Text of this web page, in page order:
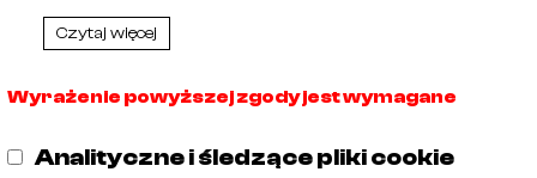
prowadzonego przez Sąd Rejonowy w Olsztynie,
Numer Identyfikacji Podatkowej: 578-29-30-
Czytaj więcej
Wyrażenie powyższej zgody jest wymagane
Analityczne i śledzące pliki cookie